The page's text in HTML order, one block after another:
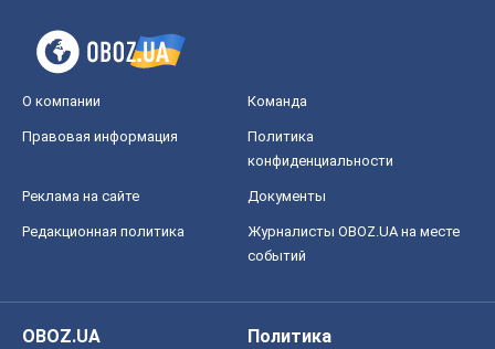
О компании Команда
Правовая информация
Политика
конфиденциальности
Реклама на сайте Документы
Редакционная политика
Журналисты OBOZ.UA на месте
событий
OBOZ.UA
Политика